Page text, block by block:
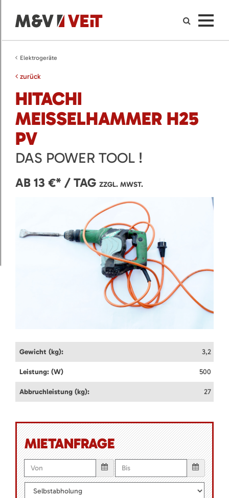
Elektrogeräte
zurück
HITACHI
MEISSELHAMMER H25 P
V
DAS POWER TOOL !
AB 13 €* / TAG ZZGL. MWST.
Gewicht (kg): 3,2
Leistung: (W) 500
Abbruchleistung (kg): 27
MIETANFRAGE